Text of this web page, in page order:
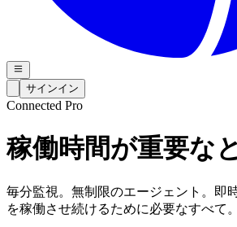
サインイン
Connected Pro
稼働時間が重要な
毎分監視。無制限のエージェント。即
を稼働させ続けるために必要なすべて。